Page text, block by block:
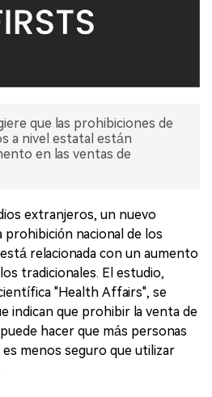
que las prohibiciones de
a nivel estatal están
en las ventas de
extranjeros, un nuevo
prohibición nacional de los
relacionada con un aumento
tradicionales. El estudio,
"Health Affairs", se
indican que prohibir la venta de
hacer que más personas
menos seguro que utilizar